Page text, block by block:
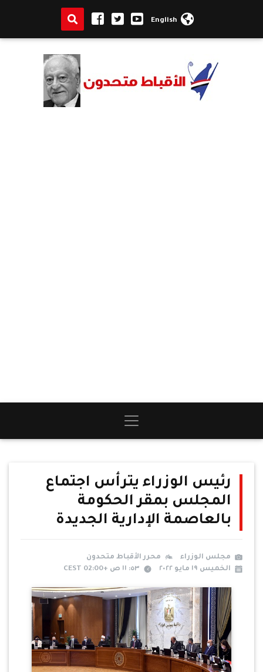
English
رئيس الوزراء يترأس اجتماع
المجلس بمقر الحكومة
بالعاصمة الإدارية الجديدة
مجلس الوزراء
محرر الأقباط متحدون
الخميس ١٩ مايو ٢٠٢٢
٥٣: ١١ ص +02:00 CEST